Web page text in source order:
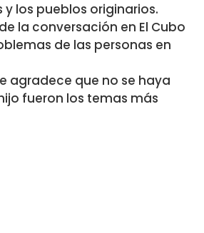
y los pueblos originarios.
la conversación en El Cubo
de las personas en
agradece que no se haya
fueron los temas más